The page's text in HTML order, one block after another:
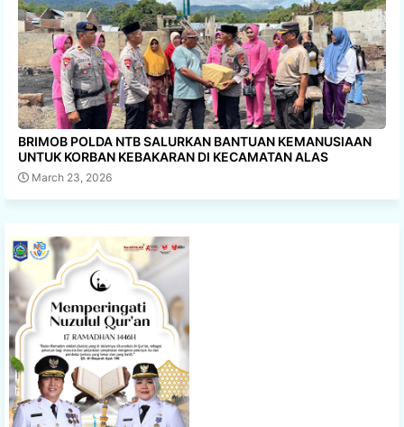
BRIMOB POLDA NTB SALURKAN BANTUAN KEMANUSIAAN
UNTUK KORBAN KEBAKARAN DI KECAMATAN ALAS
March 23, 2026